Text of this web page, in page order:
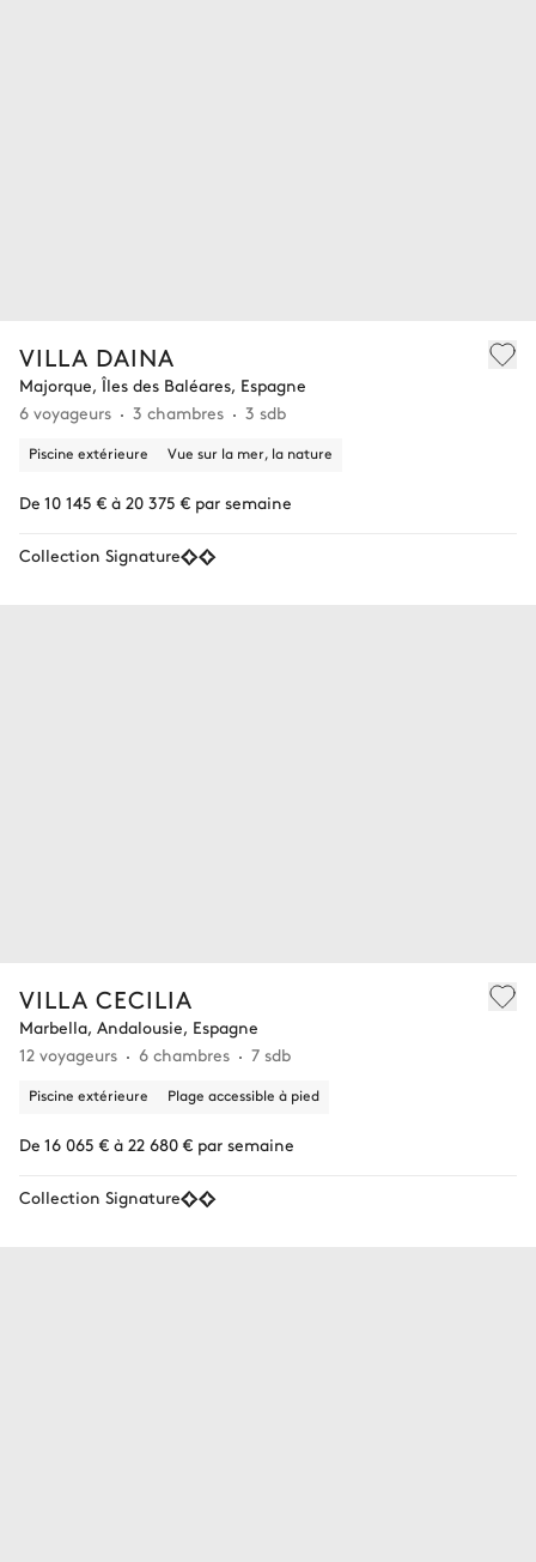
VILLA DAINA
Majorque, Îles des Baléares, Espagne
6 voyageurs
3 chambres 3 sdb
Piscine extérieure Vue sur la mer, la nature
De 10 145 € à 20 375 € par semaine
Collection Signature
VILLA CECILIA
Marbella, Andalousie, Espagne
12 voyageurs
6 chambres 7 sdb
Piscine extérieure Plage accessible à pied
De 16 065 € à 22 680 € par semaine
Collection Signature